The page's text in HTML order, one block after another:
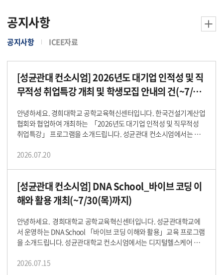
공지사항
공지사항 ICEE자료
[성균관대 컨소시엄] 2026년도 대기업 인적성 및 직
무적성 취업특강 개최 및 학생모집 안내의 건(~7/29
안녕하세요. 경희대학교 공학교육혁신센터입니다. 한국건설기계산업
협회와 협업하여 개최하는 「2026년도 대기업 인적성 및 직무적성
취업특강」 프로그램을 소개드립니다. 성균관대 컨소시엄에서는 디
해 「창의혁신 DNA School」 교육 프로그램을 운영합니다. 오늘은
프로그램을 소개드리려고 합니다. 해당 프로그램에서는 산업 전반 직
무별 이해를 통해 진로 방향을 설정하고 대기업 인적성검사 출제경향
분석 및 실전 모의고사를 통해 실전 취업역량 강화하고자 합니다. 관
심있는 학생들을 대상으로 많은 홍보 부탁드립니다. 상세내역은 아래
와 같습니다. ■ 교 육 명 : 2026년도 대기업 인적성 및 직무적성 취업
특강 ■ 교육시간 : 총 15H (총 3일 교육/ 1일 X 5H) ■ 일 시 : 2026.
8. 12.(수) ~ 2025. 8. 14.(금), 10:00 ~ 16:00 ■ 장 소 : 실시간 온라
인 비대면 교육(Zoom) ■ 참가대상 : 성균관대 컨소시엄 소속 참여대
2026.07.20
[성균관대 컨소시엄] DNA School_바이브 코딩 이
해와 활용 개최(~7/30(목)까지)
안녕하세요. 경희대학교 공학교육혁신센터입니다. 성균관대학교에
서 운영하는 DNA School 「바이브 코딩 이해와 활용」교육 프로그램
을 소개드립니다. 성균관대학교 컨소시엄에서는 디지털헬스케어 융합
chool 교육 프로그램을 운영하고 있습니다. 이번 교육은 창의혁신 DN
2026.07.15